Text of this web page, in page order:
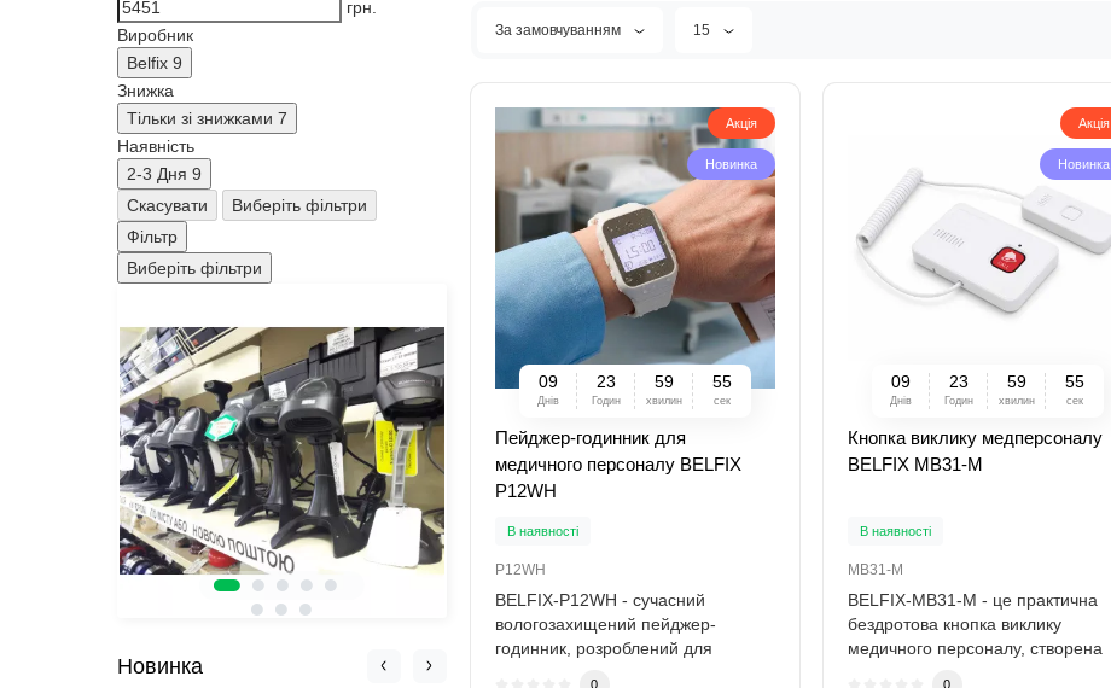
грн.
Виробник
Belfix 9
Знижка
Тільки зі знижками 7
Наявність
2-3 Дня 9
Скасувати
Виберіть фільтри
Фільтр
Виберіть фільтри
Новинка
За замовчуванням 15
Акція
Новинка
09
Днів
23
Годин
59
хвилин
53
сек
Пейджер-годинник для
медичного персоналу BELFIX
P12WH
В наявності
P12WH
BELFIX-P12WH - сучасний
вологозахищений пейджер-
годинник, розроблений для
0
Акція
Новинка
09
Днів
23
Годин
59
хвилин
53
сек
Кнопка виклику медперсоналу
BELFIX MB31-M
В наявності
MB31-M
BELFIX-MB31-M - це практична
бездротова кнопка виклику
медичного персоналу, створена
0